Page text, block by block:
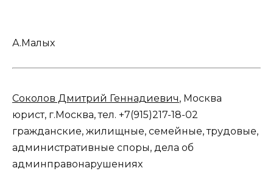
А.Малых
Соколов Дмитрий Геннадиевич, Москва
юрист, г.Москва, тел. +7(915)217-18-02
гражданские, жилищные, семейные, трудовые,
административные споры, дела об
админправонарушениях